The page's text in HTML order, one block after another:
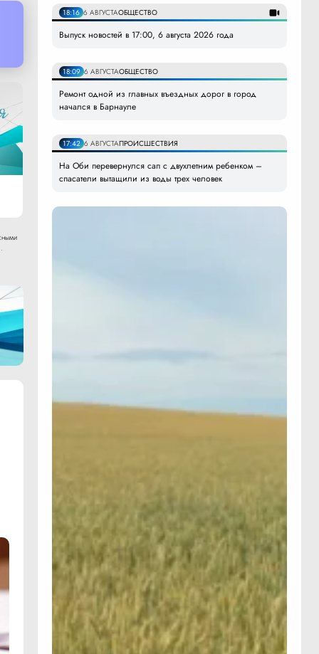
18:16 6 АВГУСТАОБЩЕСТВО
Выпуск новостей в 17:00, 6 августа 2026 года
18:09 6 АВГУСТАОБЩЕСТВО
Ремонт одной из главных въездных дорог в город
начался в Барнауле
17:42 6 АВГУСТАПРОИСШЕСТВИЯ
На Оби перевернулся сап с двухлетним ребенком –
спасатели вытащили из воды трех человек